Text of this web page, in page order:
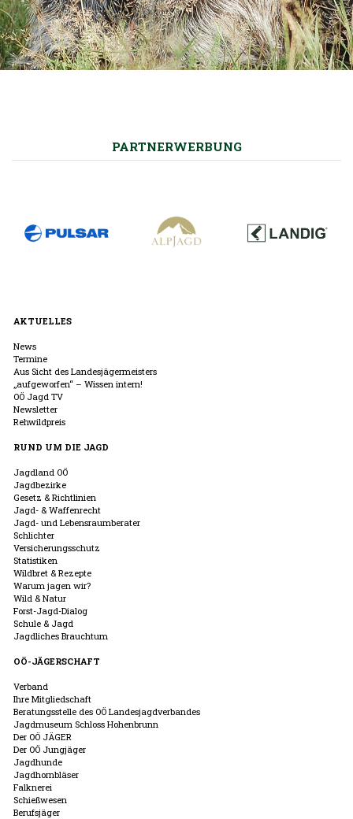
PARTNERWERBUNG
AKTUELLES
News
Termine
Aus Sicht des Landesjägermeisters
„aufgeworfen“ – Wissen intern!
OÖ Jagd TV
Newsletter
Rehwildpreis
RUND UM DIE JAGD
Jagdland OÖ
Jagdbezirke
Gesetz & Richtlinien
Jagd- & Waffenrecht
Jagd- und Lebensraumberater
Schlichter
Versicherungsschutz
Statistiken
Wildbret & Rezepte
Warum jagen wir?
Wild & Natur
Forst-Jagd-Dialog
Schule & Jagd
Jagdliches Brauchtum
OÖ-JÄGERSCHAFT
Verband
Ihre Mitgliedschaft
Beratungsstelle des OÖ Landesjagdverbandes
Jagdmuseum Schloss Hohenbrunn
Der OÖ JÄGER
Der OÖ Jungjäger
Jagdhunde
Jagdhornbläser
Falknerei
Schießwesen
Berufsjäger